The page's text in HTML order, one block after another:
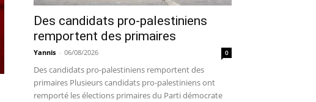
Des candidats pro-palestiniens
remportent des primaires
Yannis - 06/08/2026 0
Des candidats pro-palestiniens remportent des
primaires Plusieurs candidats pro-palestiniens ont
remporté les élections primaires du Parti démocrate